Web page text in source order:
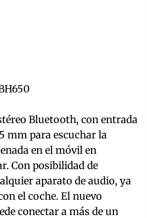
Bluetooth, con entrada
mm para escuchar la
en el móvil en
Con posibilidad de
aparato de audio, ya
el coche. El nuevo
conectar a más de un